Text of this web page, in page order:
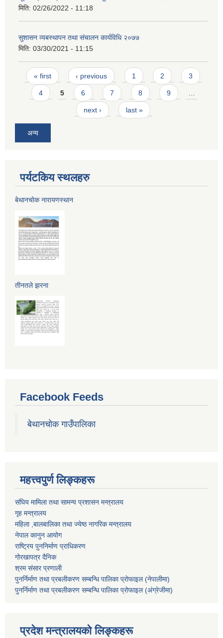
मिति: 02/26/2022 - 11:18
सुशासन व्यबस्थापन तथा संचालन कार्यविधि २०७७
मिति: 03/30/2021 - 11:15
Pages
« first ‹ previous 1 2 3
4 5 6 7 8 9
next › last »
अन्य
पर्यटकिय स्थलहरु
बेथानचोक नारायणस्थान
तीनतले झरना
Facebook Feeds
बेथानचोक गाउँपालिका
महत्त्वपुर्ण लिङ्कहरू
संघिय मामिला तथा सामन्य प्रशासन मन्त्रालय
गृह मन्त्रालय
महिला ,बालबालिका तथा ज्येष्ठ नागरिक मन्त्रालय
नेपाल कानुन आयोग
राष्ट्रिय पुननिर्माण प्राधिकरण
गोरखापत्र दैनिक
श्रम संसार प्रणाली
पुनर्निर्माण तथा प्रबलीकरण सम्बन्धि पालिका प्राेफाइल (नेपालीमा)
पुनर्निर्माण तथा प्रबलीकरण सम्बन्धि पालिका प्राेफाइल(अंग्रेजीमा)
प्रदेश मन्त्रालयको लिङ्कहरू